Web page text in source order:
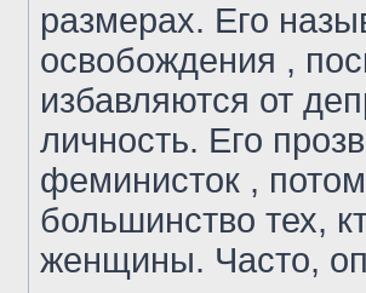
размерах. Его
освобождения ,
избавляются от
личность. Его
феминисток ,
большинство тех,
женщины. Часто,